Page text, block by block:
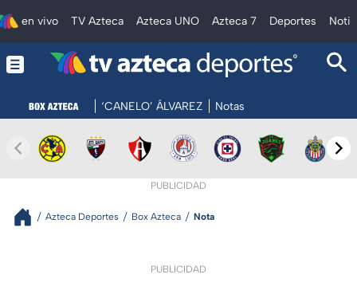
en vivo TV Azteca Azteca UNO Azteca 7 Deportes
‘CANELO’ ÁLVAREZ Notas
PUBLICIDAD
Azteca Deportes Box Azteca Nota
PUBLICIDAD